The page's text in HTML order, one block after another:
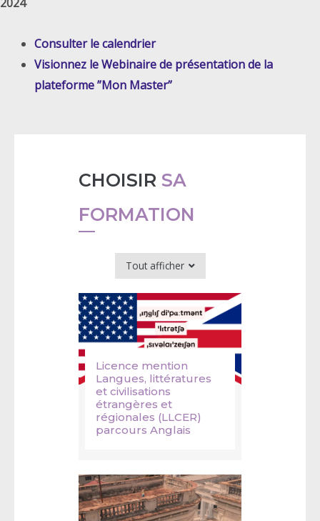
Consulter le calendrier
Visionnez le Webinaire de présentation de la
plateforme ”Mon Master”​
CHOISIR SA
FORMATION
Tout afficher
Licence mention
Langues, littératures
et civilisations
étrangères et
régionales (LLCER)
parcours Anglais